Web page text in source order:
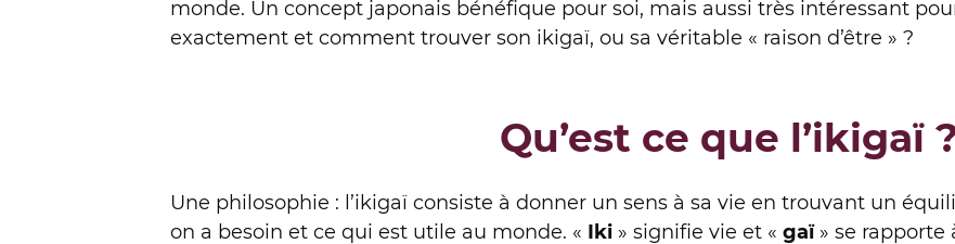
monde. Un concept japonais bénéfique pour soi, mais aussi très intéressant
exactement et comment trouver son ikigaï, ou sa véritable « raison d’être » ?
Qu’est ce que l’ikigaï
Une philosophie : l’ikigaï consiste à donner un sens à sa vie en trouvant un
on a besoin et ce qui est utile au monde. « Iki » signifie vie et « gaï» se rapporte